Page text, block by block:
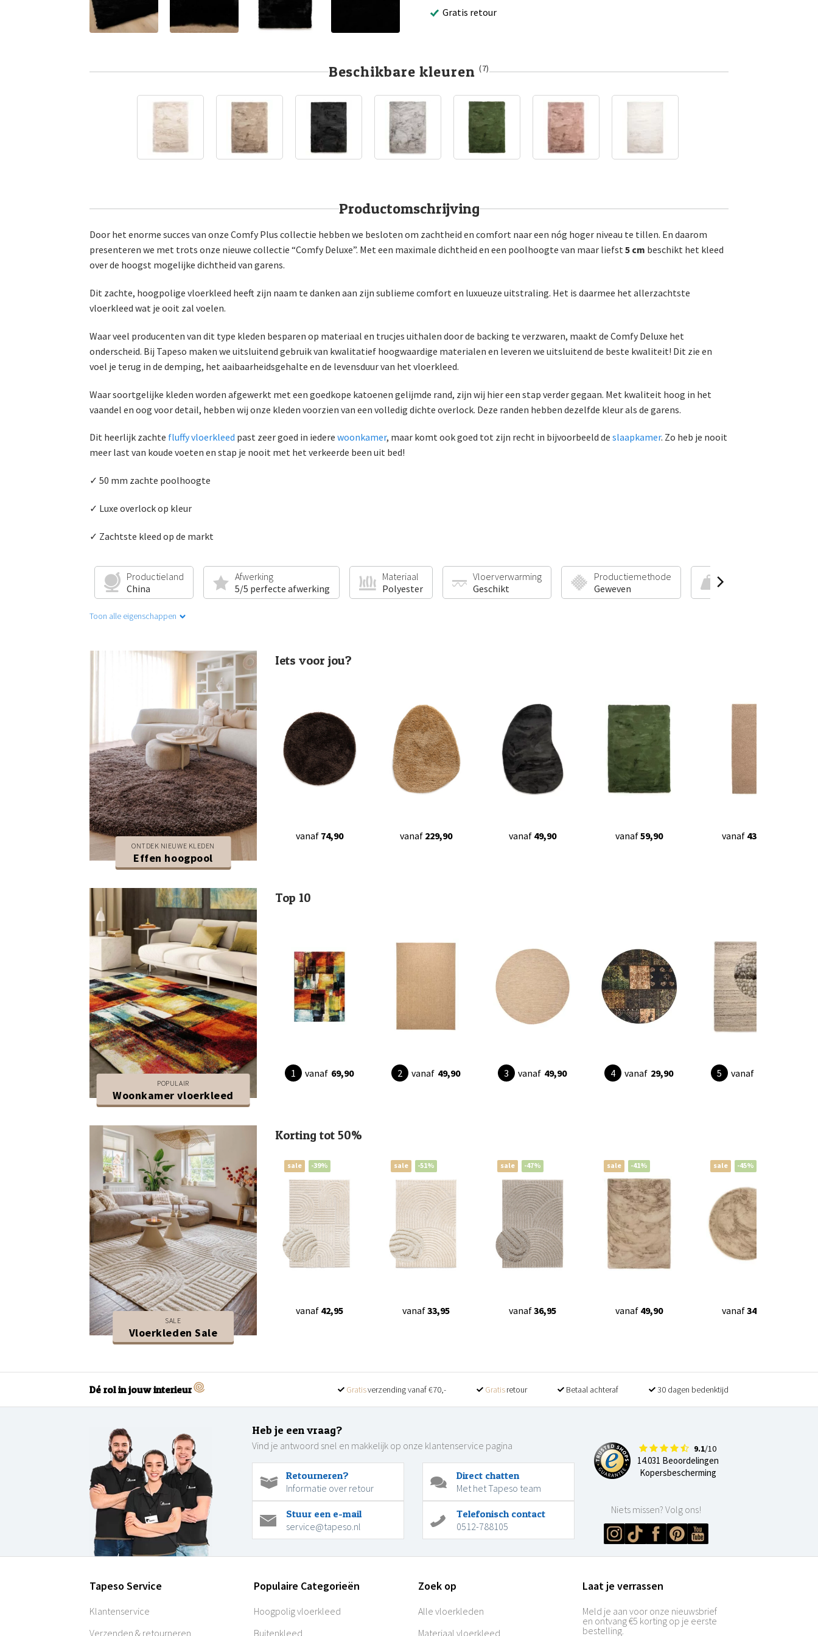
Gratis retour
Beschikbare kleuren (7)
Productomschrijving
Door het enorme succes van onze Comfy Plus collectie hebben we besloten om zachtheid en comfort naar een nóg hoger niveau te tillen. En daarom
presenteren we met trots onze nieuwe collectie “Comfy Deluxe”. Met een maximale dichtheid en een poolhoogte van maar liefst5 cm beschikt het kleed
over de hoogst mogelijke dichtheid van garens.
Dit zachte, hoogpolige vloerkleed heeft zijn naam te danken aan zijn sublieme comfort en luxueuze uitstraling. Het is daarmee het allerzachtste
vloerkleed wat je ooit zal voelen.
Waar veel producenten van dit type kleden besparen op materiaal en trucjes uithalen door de backing te verzwaren, maakt de Comfy Deluxe het
onderscheid. Bij Tapeso maken we uitsluitend gebruik van kwalitatief hoogwaardige materialen en leveren we uitsluitend de beste kwaliteit! Dit zie en
voel je terug in de demping, het aaibaarheidsgehalte en de levensduur van het vloerkleed.
Waar soortgelijke kleden worden afgewerkt met een goedkope katoenen gelijmde rand, zijn wij hier een stap verder gegaan. Met kwaliteit hoog in het
vaandel en oog voor detail, hebben wij onze kleden voorzien van een volledig dichte overlock. Deze randen hebben dezelfde kleur als de garens.
Dit heerlijk zachte fluffy vloerkleed past zeer goed in iedere woonkamer, maar komt ook goed tot zijn recht in bijvoorbeeld de slaapkamer. Zo heb je nooit
meer last van koude voeten en stap je nooit met het verkeerde been uit bed!
✓ 50 mm zachte poolhoogte
✓ Luxe overlock op kleur
✓ Zachtste kleed op de markt
Productieland
China
Afwerking
5/5 perfecte afwerking
Materiaal
Polyester
Vloerverwarming
Geschikt
Productiemethode
Geweven
Toon alle eigenschappen
ONTDEK NIEUWE KLEDEN
Effen hoogpool
Iets voor jou?
vanaf 74,90 vanaf 229,90 vanaf 49,90 vanaf59,90 vanaf 43,95
POPULAIR
Woonkamer vloerkleed
Top 10
vanaf 69,90 vanaf 49,90 vanaf 49,90 vanaf 29,90 vanaf
SALE
Vloerkleden Sale
Korting tot 50%
sale -39%
vanaf 42,95
sale -51%
vanaf33,95
sale -47%
vanaf36,95
sale -41%
vanaf 49,90
sale -45%
vanaf34,90
Dé rol in jouw interieur Gratisverzending vanaf €70,- Gratisretour Betaal achteraf 30 dagen bedenktijd
Heb je een vraag?
Vind je antwoord snel en makkelijk op onze klantenservice pagina
Retourneren?
Informatie over retour
Direct chatten
Met het Tapeso team
Stuur een e-mail
service@tapeso.nl
Telefonisch contact
0512-788105
9.1/10
14.031 Beoordelingen
Kopersbescherming
Niets missen? Volg ons!
Tapeso Service
Klantenservice
Verzenden & retourneren
Populaire Categorieën
Hoogpolig vloerkleed
Buitenkleed
Zoek op
Alle vloerkleden
Materiaal vloerkleed
Laat je verrassen
Meld je aan voor onze nieuwsbrief
en ontvang €5 korting op je eerste
bestelling.